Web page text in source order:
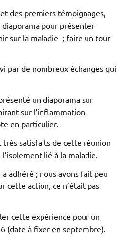
des premiers témoignages,
diaporama pour présenter
sur la maladie ; faire un tour
par de nombreux échanges qui
un diaporama sur
sur l’inflammation,
en particulier.
très satisfaits de cette réunion
lié à la maladie.
adhéré ; nous avons fait peu
cette action, ce n’était pas
cette expérience pour un
(date à fixer en septembre).